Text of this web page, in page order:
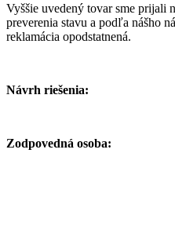
Vyššie uvedený tovar sme prijali
preverenia stavu a podľa
reklamácia opodstatnená.
Návrh riešenia:
Zodpovedná osoba: